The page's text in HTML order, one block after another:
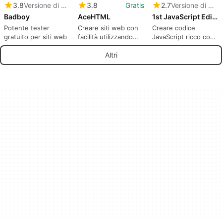
3.8
Versione di prova
Badboy
Potente tester
gratuito per siti web
3.8
Gratis
AceHTML
Creare siti web con
facilità utilizzando
questa raccolta di
strumenti
2.7
Versione di prova
1st JavaScript Editor
Creare codice
JavaScript ricco con
facilità
Altri